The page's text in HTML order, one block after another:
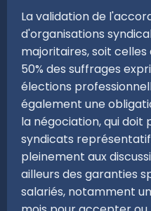
La validation de
d'organisations
majoritaires, soit
50% des suffrages
élections
également une
la négociation, qui
syndicats
pleinement aux
ailleurs des garanties
salariés, notamment